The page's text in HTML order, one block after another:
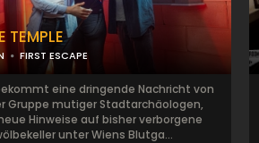
TEMPLE
FIRST ESCAPE
eine dringende Nachricht von
Gruppe mutiger Stadtarchäologen,
Hinweise auf bisher verborgene
unter Wiens Blutga...